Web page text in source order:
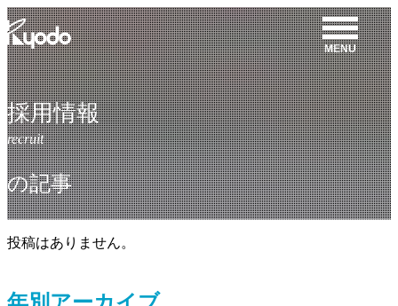
コ
ン
テ
ン
ツ
を
表
示
MENU
採用情報
の記事
投稿はありません。